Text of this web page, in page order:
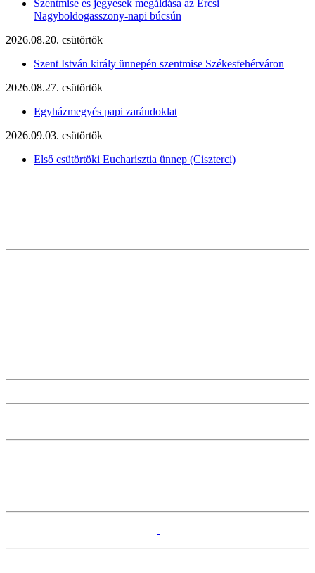
Szentmise és jegyesek megáldása az Ercsi
Nagyboldogasszony-napi búcsún
2026.08.20. csütörtök
Szent István király ünnepén szentmise Székesfehérváron
2026.08.27. csütörtök
Egyházmegyés papi zarándoklat
2026.09.03. csütörtök
Első csütörtöki Eucharisztia ünnep (Ciszterci)